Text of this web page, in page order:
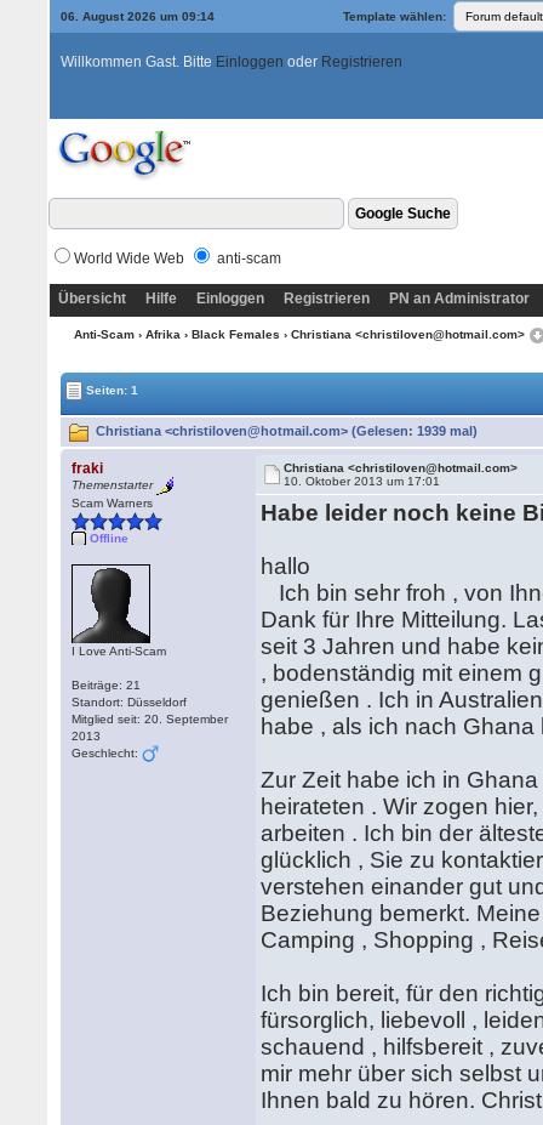
06. August 2026 um 09:14 Template wählen:
Willkommen Gast. Bitte Einloggen oder Registrieren
World Wide Web anti-scam
Übersicht Hilfe Einloggen Registrieren PN an Administrator
Anti-Scam› Afrika › Black Females › Christiana <christiloven@hotmail.com>
Seiten: 1
Christiana <christiloven@hotmail.com> (Gelesen: 1939 mal)
fraki
Themenstarter
Scam Warners
Offline
I Love Anti-Scam
Beiträge: 21
Standort: Düsseldorf
Mitglied seit: 20. September
2013
Geschlecht:
Christiana <christiloven@hotmail.com>
10. Oktober 2013 um 17:01
Habe leider noch keine
hallo
Ich bin sehr froh , von
Dank für Ihre Mitteilung.
seit 3 ​​Jahren und habe
, bodenständig mit einem
genießen . Ich in
habe , als ich nach
Zur Zeit habe ich in
heirateten . Wir zogen
arbeiten . Ich bin der
glücklich , Sie zu
verstehen einander gut
Beziehung bemerkt.
Camping , Shopping ,
Ich bin bereit, für den
fürsorglich, liebevoll ,
schauend , hilfsbereit ,
mir mehr über sich selbst
Ihnen bald zu hören.